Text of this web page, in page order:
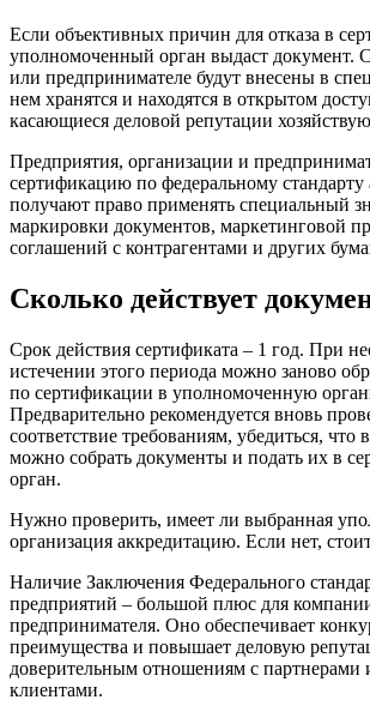
Если объективных причин для отказа в
уполномоченный орган выдаст документ.
или предпринимателе будут внесены в
нем хранятся и находятся в открытом
касающиеся деловой репутации
Предприятия, организации и
сертификацию по федеральному стандарту
получают право применять специальный
маркировки документов, маркетинговой
соглашений с контрагентами и других
Сколько действует
Срок действия сертификата – 1 год. При
истечении этого периода можно заново
по сертификации в уполномоченную
Предварительно рекомендуется вновь
соответствие требованиям, убедиться, что
можно собрать документы и подать их в
орган.
Нужно проверить, имеет ли выбранная
организация аккредитацию. Если нет,
Наличие Заключения Федерального
предприятий – большой плюс для
предпринимателя. Оно обеспечивает
преимущества и повышает деловую
доверительным отношениям с
клиентами.